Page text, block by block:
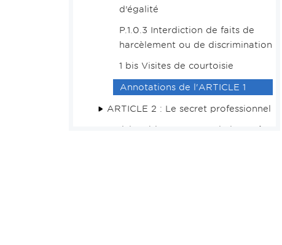
d’égalité
P.1.0.3 Interdiction de faits de
harcèlement ou de discrimination
1 bis Visites de courtoisie
Annotations de l'ARTICLE 1
ARTICLE 2 : Le secret professionnel
Article 2 bis : Le secret de l'enquête